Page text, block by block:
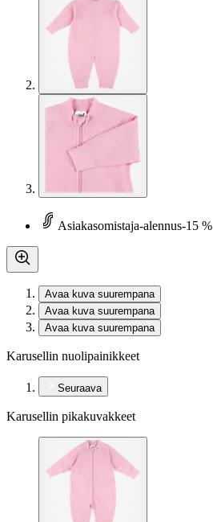
Asiakasomistaja-alennus-15 %
Avaa kuva suurempana
Avaa kuva suurempana
Avaa kuva suurempana
Karusellin nuolipainikkeet
Seuraava
Karusellin pikakuvakkeet